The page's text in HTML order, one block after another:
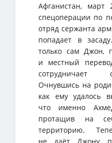
Афганистан, март
спецоперации по
отряд сержанта
попадает в
только сам Джон,
и местный
сотрудничает
Очнувшись на
как ему удалось
что именно
протащив на
территорию.